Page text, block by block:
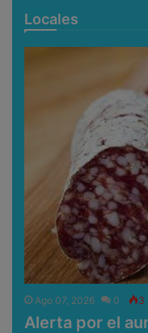
Locales
Ago 07, 2026 0 3
Alerta por el